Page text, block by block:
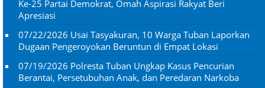
Ke-25 Partai Demokrat, Omah Aspirasi Rakyat Beri
Apresiasi
07/22/2026 Usai Tasyakuran, 10 Warga Tuban Laporkan
Dugaan Pengeroyokan Beruntun di Empat Lokasi
07/19/2026 Polresta Tuban Ungkap Kasus Pencurian
Berantai, Persetubuhan Anak, dan Peredaran Narkoba